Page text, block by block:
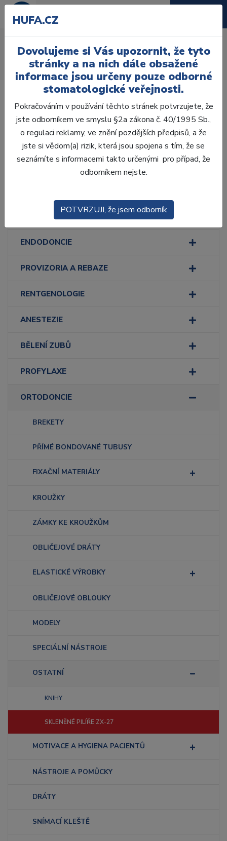
Úvod Ordinace Ortodoncie
Ostatní
Skleněné pilíře ZX-27
Laboratoř
Ordinace
ENDODONCIE
PROVIZORIA A REBAZE
RENTGENOLOGIE
ANESTEZIE
BĚLENÍ ZUBŮ
PROFYLAXE
ORTODONCIE
BREKETY
PŘÍMÉ BONDOVANÉ TUBUSY
FIXAČNÍ MATERIÁLY
KROUŽKY
ZÁMKY KE KROUŽKŮM
OBLIČEJOVÉ DRÁTY
ELASTICKÉ VÝROBKY
OBLIČEJOVÉ OBLOUKY
MODELY
SPECIÁLNÍ NÁSTROJE
OSTATNÍ
KNIHY
SKLENĚNÉ PILÍŘE ZX-27
MOTIVACE A HYGIENA PACIENTŮ
NÁSTROJE A POMŮCKY
DRÁTY
SNÍMACÍ KLEŠTĚ
HUFA.CZ
Dovolujeme si Vás upozornit, že tyto
stránky a na nich dále obsažené
informace jsou určeny pouze odborné
stomatologické veřejnosti.
Pokračováním v používání těchto stránek potvrzujete, že
jste odborníkem ve smyslu §2a zákona č. 40/1995 Sb.,
o regulaci reklamy, ve znění pozdějších předpisů, a že
jste si vědom(a) rizik, která jsou spojena s tím, že se
seznámíte s informacemi takto určenými pro případ, že
odborníkem nejste.
POTVRZUJI, že jsem odborník